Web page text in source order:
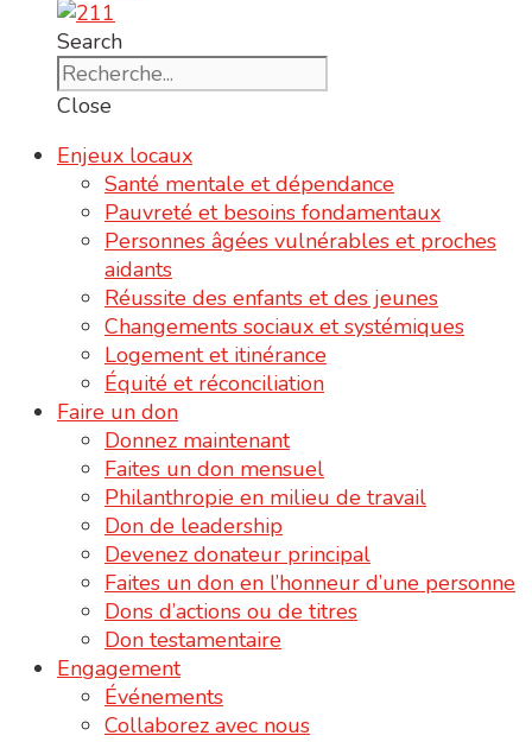
Search
Close
Enjeux locaux
Santé mentale et dépendance
Pauvreté et besoins fondamentaux
Personnes âgées vulnérables et proches
aidants
Réussite des enfants et des jeunes
Changements sociaux et systémiques
Logement et itinérance
Équité et réconciliation
Faire un don
Donnez maintenant
Faites un don mensuel
Philanthropie en milieu de travail
Don de leadership
Devenez donateur principal
Faites un don en l’honneur d’une personne
Dons d’actions ou de titres
Don testamentaire
Engagement
Événements
Collaborez avec nous